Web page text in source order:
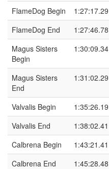
FlameDog Begin
1:27:17.29
FlameDog End
1:27:46.78
Magus Sisters
Begin
1:30:09.34
Magus Sisters
End
1:31:02.29
Valvalis Begin 1:35:26.19
Valvalis End
1:38:02.41
Calbrena Begin
1:43:21.41
Calbrena End
1:45:28.48